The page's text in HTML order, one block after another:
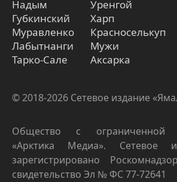
Надым
Губкинский
Муравленко
Лабытнанги
Тарко-Сале
Уренгой
Харп
Красноселькуп
Мужи
Аксарка
© 2018-2026 Сетевое издание
Общество с ограниченной
«Арктика Медиа». Сетевое
зарегистрировано
свидетельство Эл № ФС 77-72641